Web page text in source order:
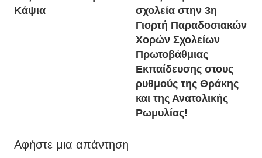
Κάψια
σχολεία στην 3η
Γιορτή Παραδοσιακών
Χορών Σχολείων
Πρωτοβάθμιας
Εκπαίδευσης στους
ρυθμούς της Θράκης
και της Ανατολικής
Ρωμυλίας!
Αφήστε μια απάντηση